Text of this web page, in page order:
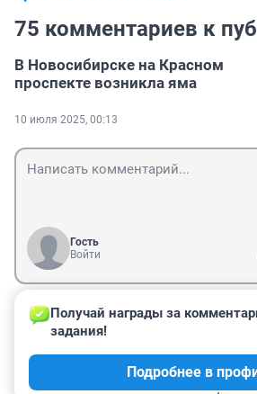
75 комментариев к
В Новосибирске на Красном
проспекте возникла яма
10 июля 2025, 00:13
Гость
Войти
Гость
11 июля 2025, 18:22
ул.фрунзе вся в ямах.сгк
кудрявый провалился после
Получай награды за
задания!
Подробнее в